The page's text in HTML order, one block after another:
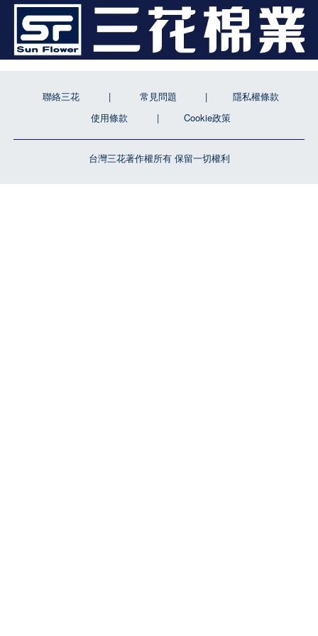
台灣三花著作權所有 保留一切權利
聯絡三花 常見問題
隱私權條款
使用條款
Cookie政策